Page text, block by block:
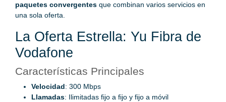
paquetes convergentes que combinan varios servicios en
una sola oferta.
La Oferta Estrella: Yu Fibra de
Vodafone
Características Principales
Velocidad: 300 Mbps
Llamadas: Ilimitadas fijo a fijo y fijo a móvil